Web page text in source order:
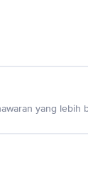
yang lebih